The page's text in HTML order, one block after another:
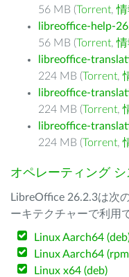
56 MB (Torrent,情
libreoffice-help-
56 MB (Torrent,情
libreoffice-
224 MB (Torrent,
libreoffice-
224 MB (Torrent,
libreoffice-
224 MB (Torrent,
オペレーティング シ
LibreOffice 26.2.3は次
ーキテクチャーで利用
Linux Aarch64
Linux Aarch64
Linux x64 (deb)